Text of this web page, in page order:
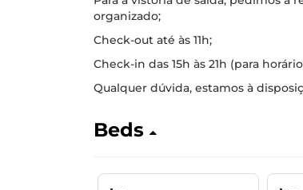
organizado;
Check-out até às 11h;
Check-in das 15h às 21h (para
Qualquer dúvida, estamos à
Beds